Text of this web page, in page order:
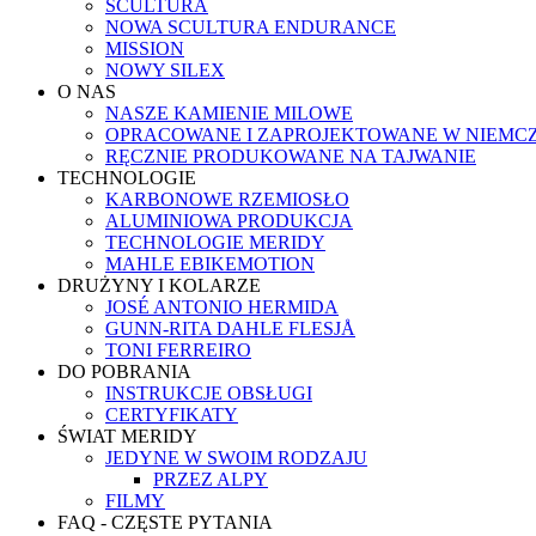
SCULTURA
NOWA SCULTURA ENDURANCE
MISSION
NOWY SILEX
O NAS
NASZE KAMIENIE MILOWE
OPRACOWANE I ZAPROJEKTOWANE W
RĘCZNIE PRODUKOWANE NA TAJWANIE
TECHNOLOGIE
KARBONOWE RZEMIOSŁO
ALUMINIOWA PRODUKCJA
TECHNOLOGIE MERIDY
MAHLE EBIKEMOTION
DRUŻYNY I KOLARZE
JOSÉ ANTONIO HERMIDA
GUNN-RITA DAHLE FLESJÅ
TONI FERREIRO
DO POBRANIA
INSTRUKCJE OBSŁUGI
CERTYFIKATY
ŚWIAT MERIDY
JEDYNE W SWOIM RODZAJU
PRZEZ ALPY
FILMY
FAQ - CZĘSTE PYTANIA